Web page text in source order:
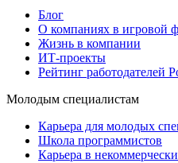
Блог
О компаниях в игровой
Жизнь в компании
ИТ-проекты
Рейтинг работодателей
Молодым специалистам
Карьера для молодых
Школа программистов
Карьера в